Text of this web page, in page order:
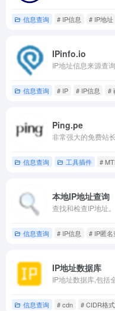
信息查询 # IP信息 # IP地址
IPinfo.io
IP地址信息来源查
信息查询 # IP # IP信息 #
Ping.pe
信息查询 工具插件 #
本地IP地址查询
查找和检查IP地址。
信息查询 # IP信息 # IP匿名
IP地址数据库
信息查询 # cdn # CIDR格